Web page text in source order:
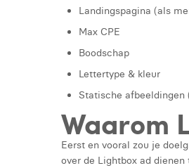
Landingspagina (als
Max CPE
Boodschap
Lettertype & kleur
Statische afbeeldingen
Waarom
Eerst en vooral zou je
over de Lightbox ad